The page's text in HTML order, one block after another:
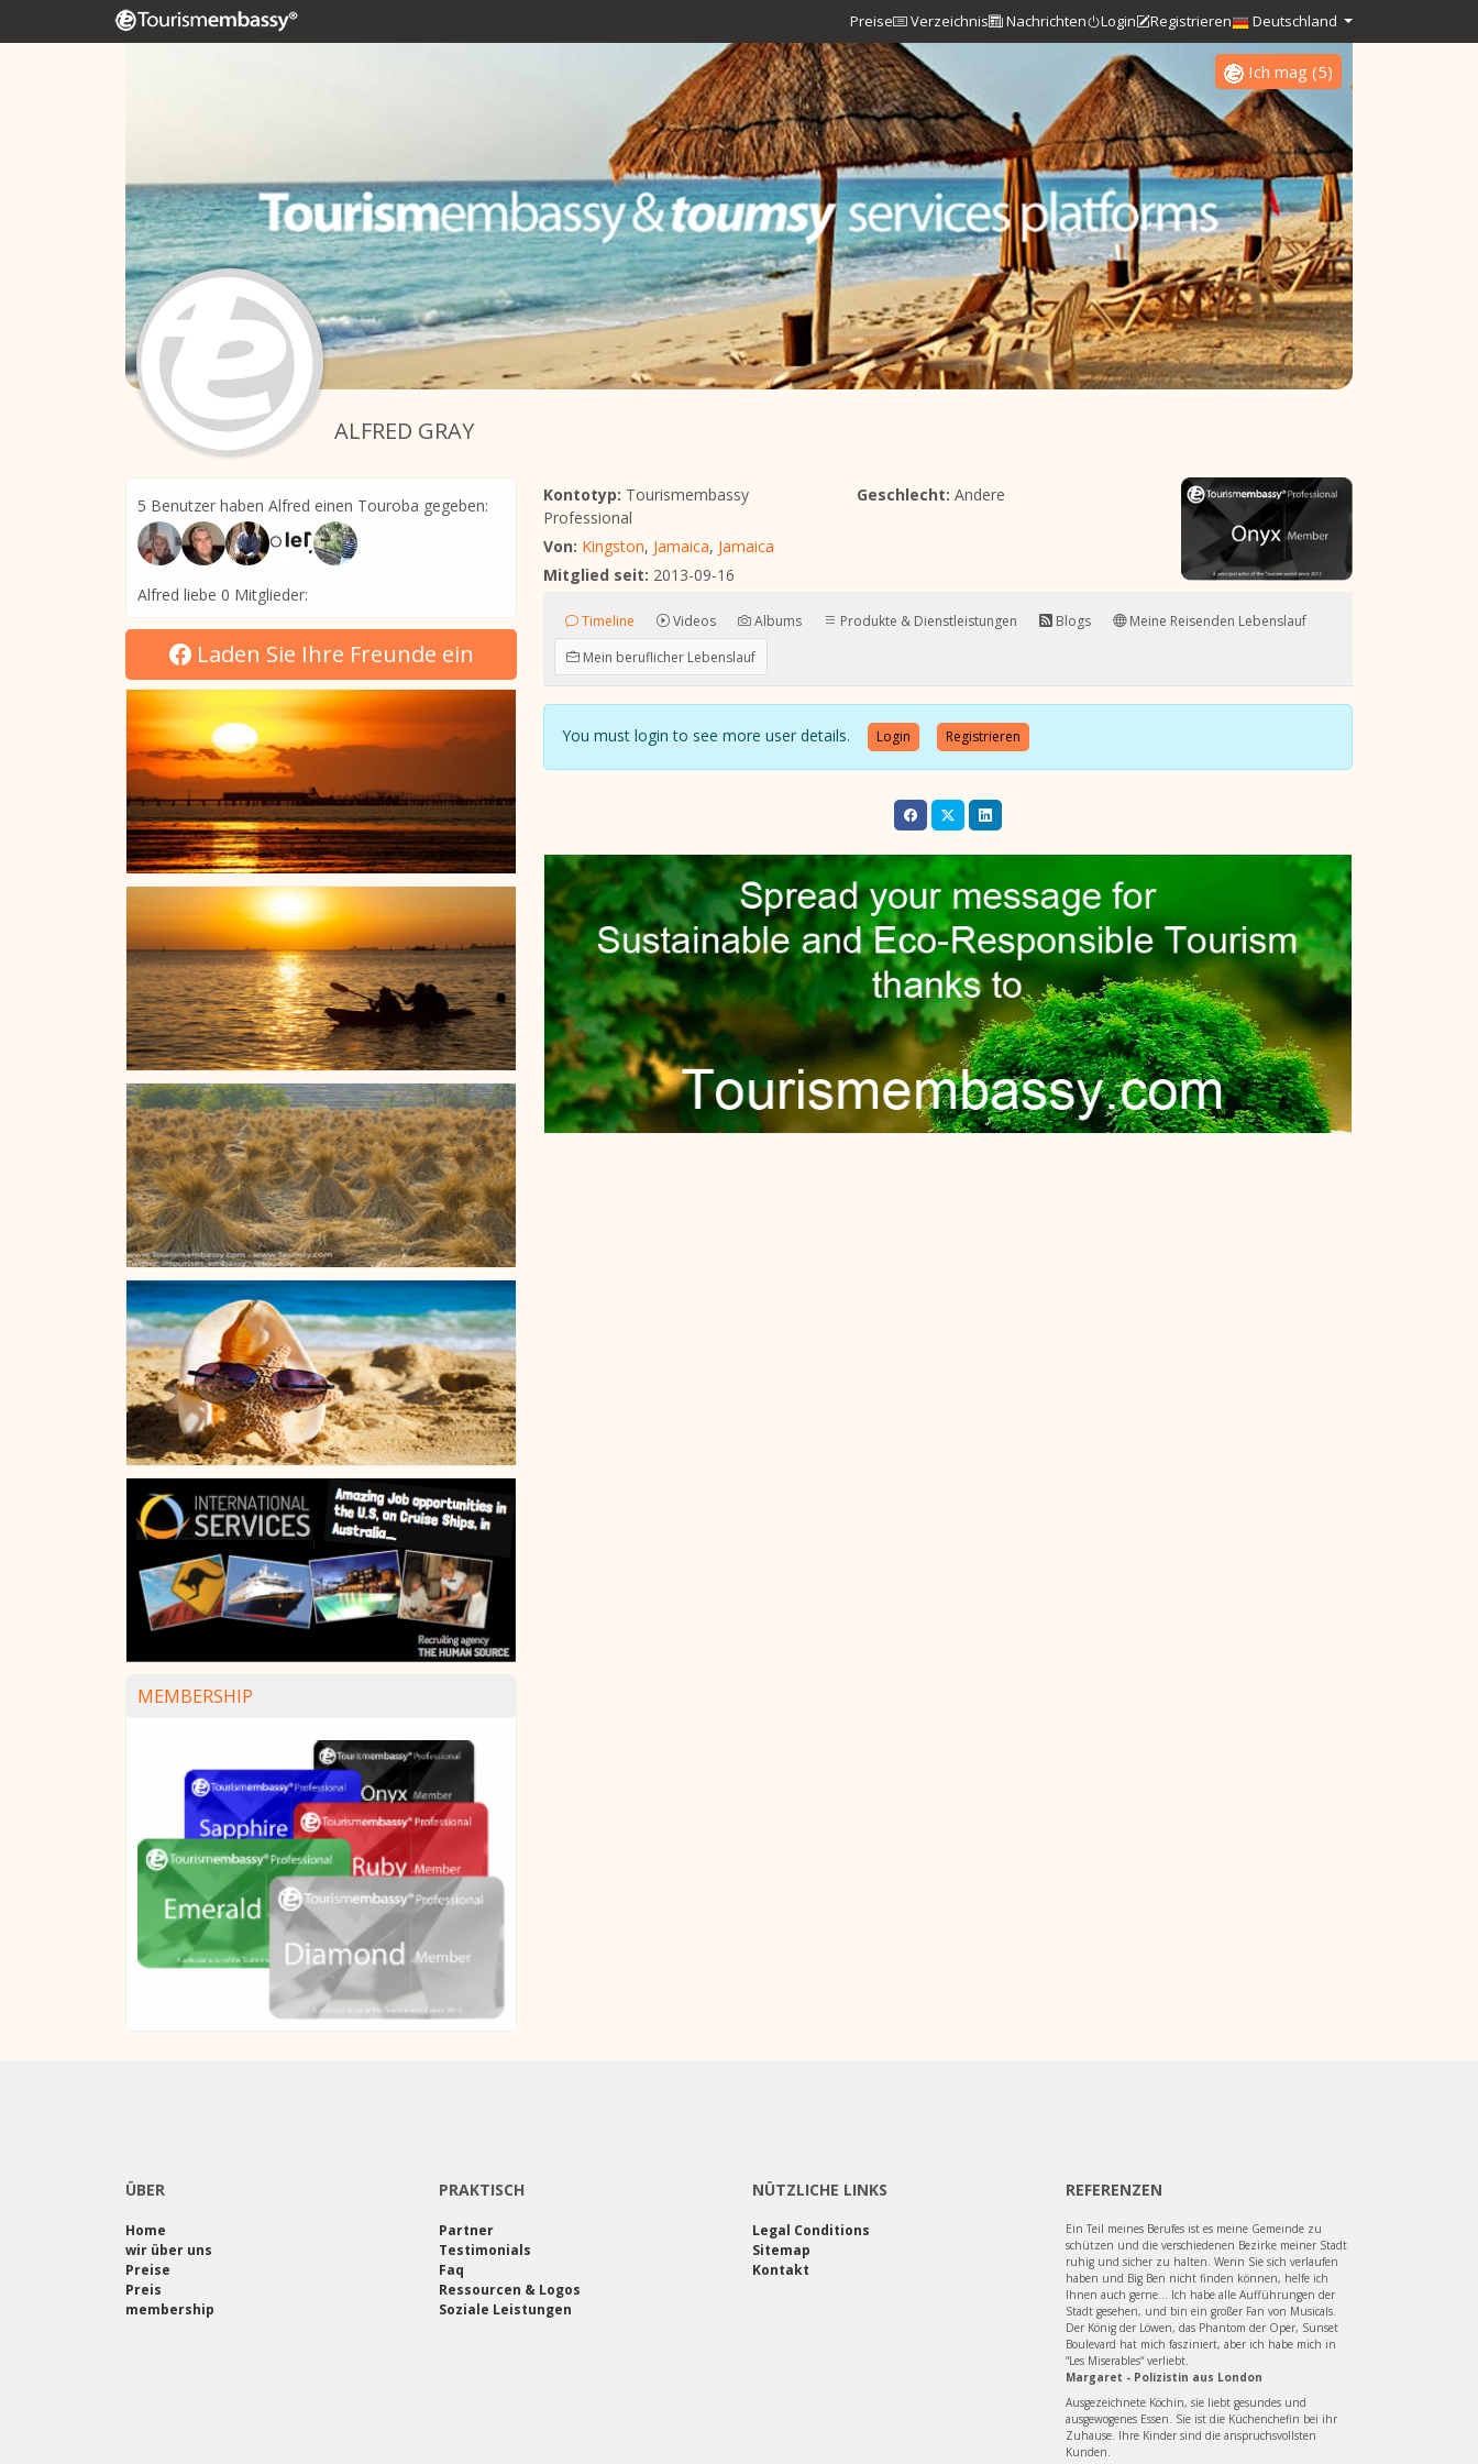
Preise Verzeichnis Nachrichten Login Registrieren Deutschland
ALFRED GRAY
Ich mag (5)
5 Benutzer haben Alfred einen Touroba gegeben:
Alfred liebe 0 Mitglieder:
Laden Sie Ihre Freunde ein
MEMBERSHIP
Kontotyp: Tourismembassy
Professional
Von: Kingston, Jamaica, Jamaica
Mitglied seit: 2013-09-16
Geschlecht: Andere
Timeline Videos Albums Produkte & Dienstleistungen Blogs
Meine Reisenden Lebenslauf
Mein beruflicher Lebenslauf
You must login to see more user details. Login Registrieren
ÜBER
Home
wir über uns
Preise
Preis
membership
PRAKTISCH
Partner
Testimonials
Faq
Ressourcen & Logos
Soziale Leistungen
NÜTZLICHE LINKS
Legal Conditions
Sitemap
Kontakt
REFERENZEN
Ein Teil meines Berufes ist es meine Gemeinde zu
schützen und die verschiedenen Bezirke meiner Stadt
ruhig und sicher zu halten. Wenn Sie sich verlaufen
haben und Big Ben nicht finden können, helfe ich
Ihnen auch gerne... Ich habe alle Aufführungen der
Stadt gesehen, und bin ein großer Fan von Musicals.
Der König der Löwen, das Phantom der Oper, Sunset
Boulevard hat mich fasziniert, aber ich habe mich in
“Les Miserables“ verliebt.
Margaret - Polizistin aus London
Ausgezeichnete Köchin, sie liebt gesundes und
ausgewogenes Essen. Sie ist die Küchenchefin bei ihr
Zuhause. Ihre Kinder sind die anspruchsvollsten
Kunden.